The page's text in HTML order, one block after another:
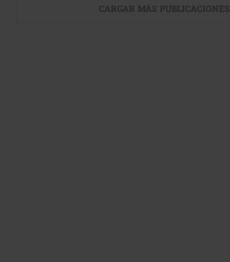
CARGAR MÁS PUBLICACIONES